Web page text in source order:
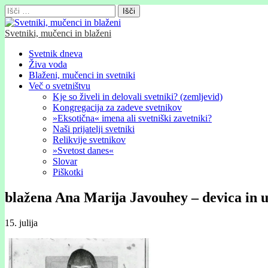
Išči:
Svetniki, mučenci in blaženi
Glavni
meni
Skip
content
Svetnik dneva
Živa voda
Blaženi, mučenci in svetniki
Več o svetništvu
Kje so živeli in delovali svetniki? (zemljevid)
Kongregacija za zadeve svetnikov
»Eksotična« imena ali svetniški zavetniki?
Naši prijatelji svetniki
Relikvije svetnikov
»Svetost danes«
Slovar
Piškotki
blažena Ana Marĳa Javouhey – devica in
15. julija